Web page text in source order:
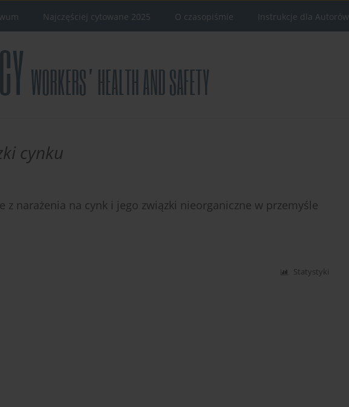
Najczęściej cytowane 2025 O czasopiśmie Instrukcje dla Autorów
cynku
z narażenia na cynk i jego związki nieorganiczne w przemyśle
Statystyki